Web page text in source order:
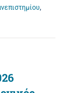
,